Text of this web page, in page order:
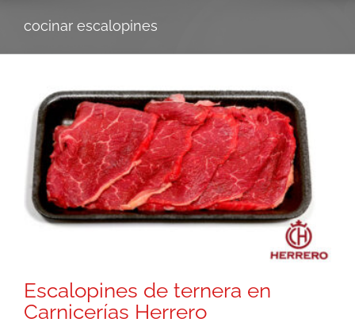
cocinar escalopines
Escalopines de ternera en
Carnicerías Herrero